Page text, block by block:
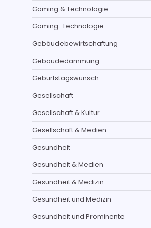
Gaming & Technologie
Gaming-Technologie
Gebäudebewirtschaftung
Gebäudedämmung
Geburtstagswünsch
Gesellschaft
Gesellschaft & Kultur
Gesellschaft & Medien
Gesundheit
Gesundheit & Medien
Gesundheit & Medizin
Gesundheit und Medizin
Gesundheit und Prominente